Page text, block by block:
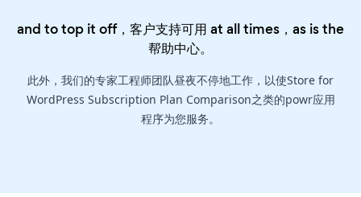
and to top it off，客户支持可用 at all times，as is the
帮助中心。
此外，我们的专家工程师团队昼夜不停地工作，以使Store for
WordPress Subscription Plan Comparison之类的powr应用
程序为您服务。